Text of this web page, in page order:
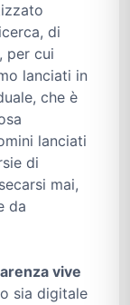
di
per cui
lanciati in
che è
lanciati
di
mai,
da
vive
sia digitale